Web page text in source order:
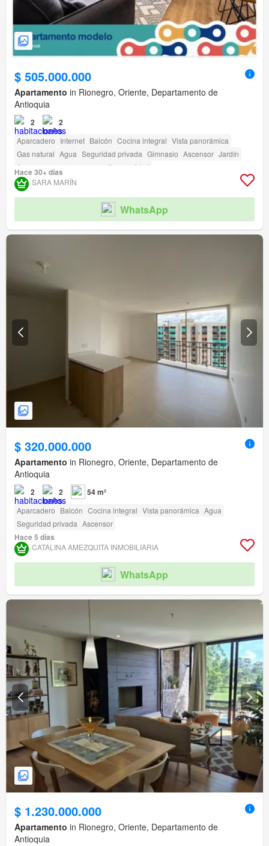
$ 505.000.000
Apartamento in Rionegro, Oriente, Departamento de
Antioquia
2 2
Aparcadero Internet Balcón Cocina integral Vista panorámica
Gas natural Agua Seguridad privada Gimnasio Ascensor Jardín
Acceso para personas con discapacidad
Hace 30+ días
SARA MARÍN
WhatsApp
$ 320.000.000
Apartamento in Rionegro, Oriente, Departamento de
Antioquia
2 2 54 m²
Aparcadero Balcón Cocina integral Vista panorámica Agua
Seguridad privada Ascensor
Hace 5 días
CATALINA AMEZQUITA INMOBILIARIA
WhatsApp
$ 1.230.000.000
Apartamento in Rionegro, Oriente, Departamento de
Antioquia